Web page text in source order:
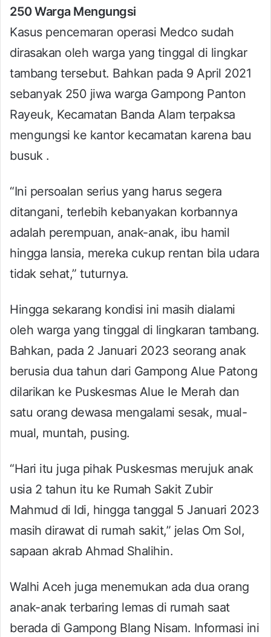
250 Warga Mengungsi
Kasus pencemaran operasi Medco sudah
dirasakan oleh warga yang tinggal di lingkar
tambang tersebut. Bahkan pada 9 April 2021
sebanyak 250 jiwa warga Gampong Panton
Rayeuk, Kecamatan Banda Alam terpaksa
mengungsi ke kantor kecamatan karena bau
busuk .
“Ini persoalan serius yang harus segera
ditangani, terlebih kebanyakan korbannya
adalah perempuan, anak-anak, ibu hamil
hingga lansia, mereka cukup rentan bila udara
tidak sehat,” tuturnya.
Hingga sekarang kondisi ini masih dialami
oleh warga yang tinggal di lingkaran tambang.
Bahkan, pada 2 Januari 2023 seorang anak
berusia dua tahun dari Gampong Alue Patong
dilarikan ke Puskesmas Alue Ie Merah dan
satu orang dewasa mengalami sesak, mual-
mual, muntah, pusing.
“Hari itu juga pihak Puskesmas merujuk anak
usia 2 tahun itu ke Rumah Sakit Zubir
Mahmud di Idi, hingga tanggal 5 Januari 2023
masih dirawat di rumah sakit,” jelas Om Sol,
sapaan akrab Ahmad Shalihin.
Walhi Aceh juga menemukan ada dua orang
anak-anak terbaring lemas di rumah saat
berada di Gampong Blang Nisam. Informasi ini